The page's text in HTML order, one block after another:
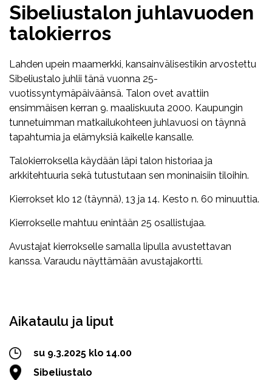
Sibeliustalon juhlavuoden
talokierros
Lahden upein maamerkki, kansainvälisestikin arvostettu
Sibeliustalo juhlii tänä vuonna 25-
vuotissyntymäpäiväänsä. Talon ovet avattiin
ensimmäisen kerran 9. maaliskuuta 2000. Kaupungin
tunnetuimman matkailukohteen juhlavuosi on täynnä
tapahtumia ja elämyksiä kaikelle kansalle.
Talokierroksella käydään läpi talon historiaa ja
arkkitehtuuria sekä tutustutaan sen moninaisiin tiloihin.
Kierrokset klo 12 (täynnä), 13 ja 14. Kesto n. 60 minuuttia.
Kierrokselle mahtuu enintään 25 osallistujaa.
Avustajat kierrokselle samalla lipulla avustettavan
kanssa. Varaudu näyttämään avustajakortti.
Aikataulu ja liput
su 9.3.2025 klo 14.00
Sibeliustalo